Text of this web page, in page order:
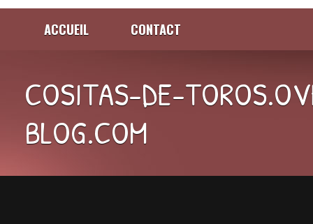
ACCUEIL CONTACT
COSITAS-DE-
BLOG.COM